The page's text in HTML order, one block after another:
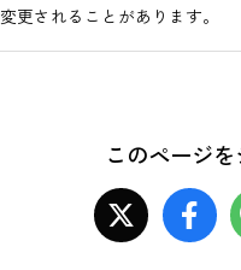
変更されることがあります。
このページ